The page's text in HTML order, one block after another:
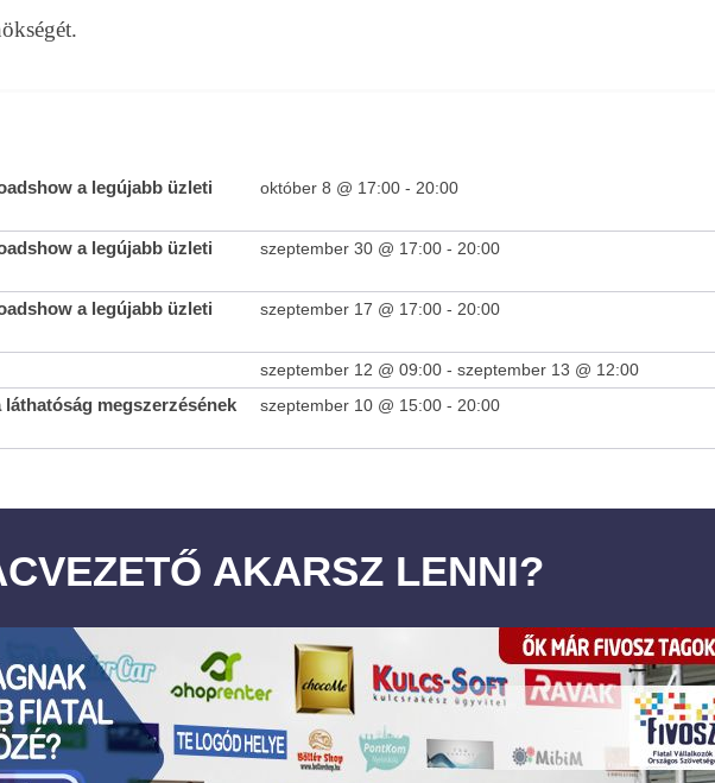
06-10
a legújabb üzleti
október 8 @ 17:00- 20:00
a legújabb üzleti
szeptember 30 @ 17:00- 20:00
a legújabb üzleti
szeptember 17 @ 17:00- 20:00
szeptember 12 @ 09:00- szeptember 13 @ 12:00
megszerzésének
szeptember 10 @ 15:00- 20:00
AKARSZ LENNI?